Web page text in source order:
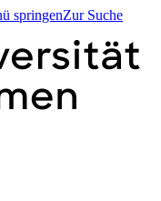
springenZur Suche